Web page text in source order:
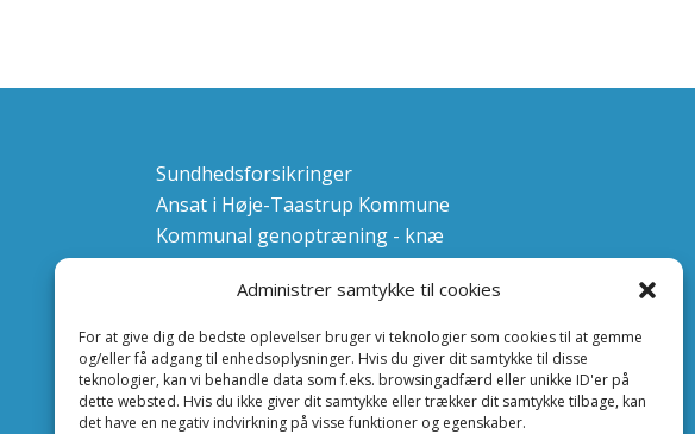
Administrer samtykke til cookies
For at give dig de bedste oplevelser bruger vi teknologier som cookies til at gemme
og/eller få adgang til enhedsoplysninger. Hvis du giver dit samtykke til disse
teknologier, kan vi behandle data som f.eks. browsingadfærd eller unikke ID'er på
dette websted. Hvis du ikke giver dit samtykke eller trækker dit samtykke tilbage, kan
det have en negativ indvirkning på visse funktioner og egenskaber.
Sundhedsforsikringer
Ansat i Høje-Taastrup Kommune
Kommunal genoptræning - knæ
Fritvalgs-genoptræning
Persondatapolitik
Patientsikkerhed
Bæredygtighed